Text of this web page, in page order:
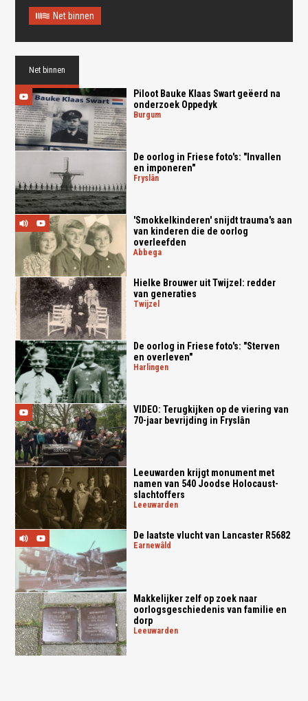
Net binnen
Net binnen
Piloot Bauke Klaas Swart geëerd na
onderzoek Oppedyk
burgum
De oorlog in Friese foto's: "Invallen
en imponeren"
fryslân
'Smokkelkinderen' snijdt trauma's aan
van kinderen die de oorlog
overleefden
abbega
Hielke Brouwer uit Twijzel: redder
van generaties
twijzel
De oorlog in Friese foto's: "Sterven
en overleven"
harlingen
VIDEO: Terugkijken op de viering van
70-jaar bevrijding in Fryslân
Leeuwarden krijgt monument met
namen van 540 Joodse Holocaust-
slachtoffers
leeuwarden
De laatste vlucht van Lancaster R5682
earnewâld
Makkelijker zelf op zoek naar
oorlogsgeschiedenis van familie en
dorp
leeuwarden